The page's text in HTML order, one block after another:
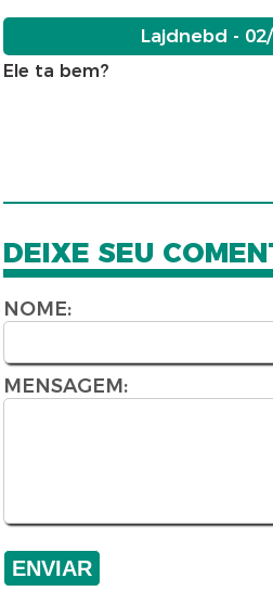
Lajdnebd -
Ele ta bem?
DEIXE SEU
NOME:
MENSAGEM: